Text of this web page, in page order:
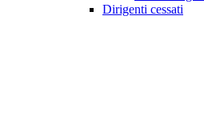
Dirigenti cessati